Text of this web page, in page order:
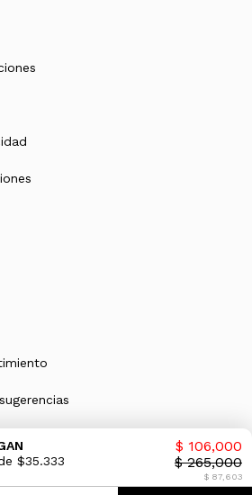
$35.333
$ 87,603
$ 106,000
$ 265,000